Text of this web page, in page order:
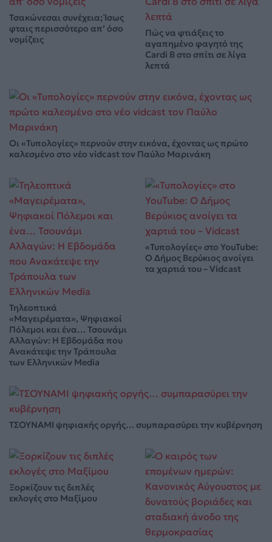
Τσακώνεσαι συνέχεια; Ίσως
φταις περισσότερο απ’ όσο
νομίζεις
Πώς να φτιάξεις το
αγαπημένο φαγητό της
Cardi B στο σπίτι σε λίγα
λεπτά
Οι «Τυπολογίες» περνούν στην εικόνα, έχοντας ως πρώτο
καλεσμένο στο νέο vidcast τον Παύλο Μαρινάκη
Τηλεοπτικά
«Μαγειρέματα», Ψηφιακοί
Πόλεμοι και ένα… Τσουνάμι
Αλλαγών: Η Εβδομάδα που
Ανακάτεψε την Τράπουλα
των Ελληνικών Media
«Τυπολογίες» στο YouTube:
Ο Δήμος Βερύκιος ανοίγει
τα χαρτιά του – Vidcast
ΤΣΟΥΝΑΜΙ ψηφιακής οργής… συμπαρασύρει την κυβέρνηση
Ξορκίζουν τις διπλές
εκλογές στο Μαξίμου